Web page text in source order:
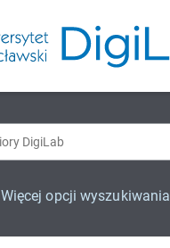
Więcej opcji wyszukiwania